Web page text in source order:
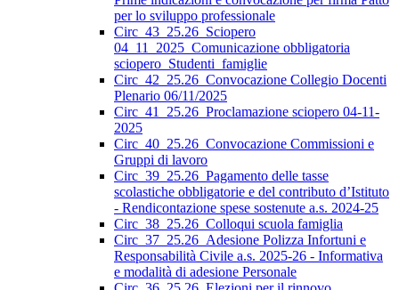
per lo sviluppo professionale
Circ_43_25.26_Sciopero
04_11_2025_Comunicazione obbligatoria
sciopero_Studenti_famiglie
Circ_42_25.26_Convocazione Collegio Docenti
Plenario 06/11/2025
Circ_41_25.26_Proclamazione sciopero 04-11-
2025
Circ_40_25.26_Convocazione Commissioni e
Gruppi di lavoro
Circ_39_25.26_Pagamento delle tasse
scolastiche obbligatorie e del contributo d’Istituto
- Rendicontazione spese sostenute a.s. 2024-25
Circ_38_25.26_Colloqui scuola famiglia
Circ_37_25.26_Adesione Polizza Infortuni e
Responsabilità Civile a.s. 2025-26 - Informativa
e modalità di adesione Personale